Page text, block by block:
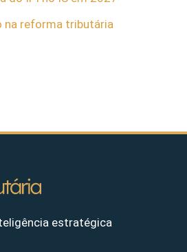
na reforma tributária
estratégica